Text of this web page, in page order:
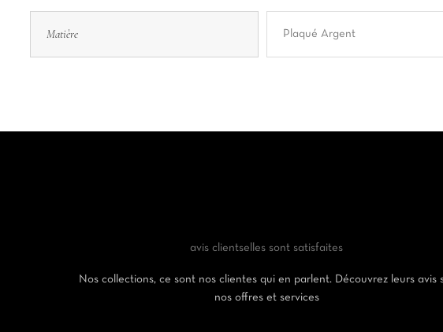
Matière Plaqué Argent
avis clientselles sont satisfaites
Nos collections, ce sont nos clientes qui en parlent. Découvrez leurs avis
nos offres et services